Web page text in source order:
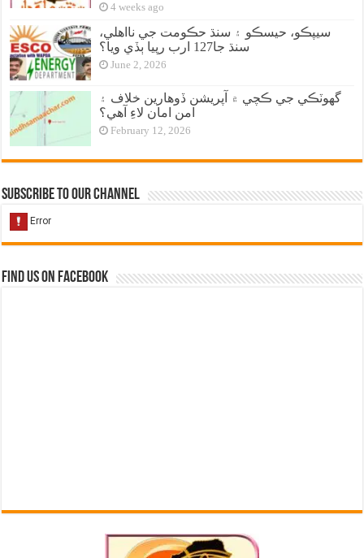
4 weeks ago
سيپڪو، حيسڪو ۽ سنڌ حڪومت جي نااهلي،
سنڌ جا127 ارب رپيا ٻڏي ويا؟
June 2, 2026
گهوٽڪي جي ڪچي ۾ آپريشن ڏوهارين خلاف ۽
امن امان لاءِ آهي؟
February 12, 2026
Subscribe to our Channel
Find us on Facebook